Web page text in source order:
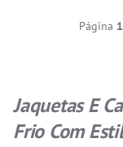
Página 1
Jaquetas E
Frio Com